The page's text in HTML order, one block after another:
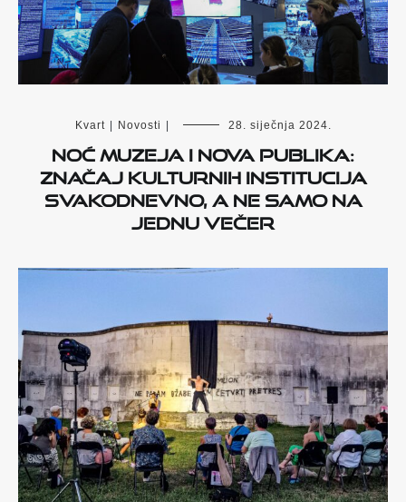
Kvart Novosti 28. siječnja 2024.
Noć Muzeja i Nova Publika:
Značaj kulturnih institucija
svakodnevno, a ne samo na
jednu večer